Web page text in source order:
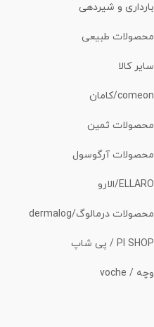
بارداری و شیردهی
محصولات طبیعی
سایر کالا
comeon/کامان
محصولات ثمین
محصولات آرگوسول
ELLARO/الارو
محصولات درمالوگ/dermalog
PI SHOP / پی شاپ
وچه / voche